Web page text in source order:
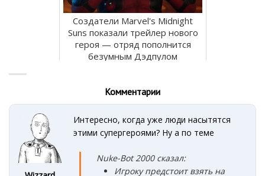
Создатели Marvel's Midnight
Suns показали трейлер нового
героя — отряд пополнится
безумным Дэдпулом
Комментарии
Интересно, когда уже люди насытятся
этими супергероями? Ну а по теме
Nuke-Bot 2000 сказал:
Игроку предстоит взять на